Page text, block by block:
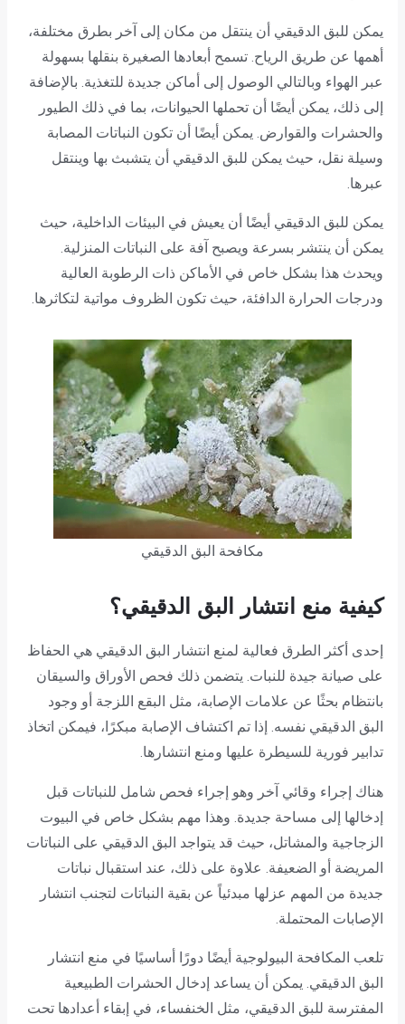
يمكن للبق الدقيقي أن ينتقل من مكان إلى آخر بطرق مختلفة،
أهمها عن طريق الرياح. تسمح أبعادها الصغيرة بنقلها بسهولة
عبر الهواء وبالتالي الوصول إلى أماكن جديدة للتغذية. بالإضافة
إلى ذلك، يمكن أيضًا أن تحملها الحيوانات، بما في ذلك الطيور
والحشرات والقوارض. يمكن أيضًا أن تكون النباتات المصابة
وسيلة نقل، حيث يمكن للبق الدقيقي أن يتشبث بها وينتقل
عبرها.
يمكن للبق الدقيقي أيضًا أن يعيش في البيئات الداخلية، حيث
يمكن أن ينتشر بسرعة ويصبح آفة على النباتات المنزلية.
ويحدث هذا بشكل خاص في الأماكن ذات الرطوبة العالية
ودرجات الحرارة الدافئة، حيث تكون الظروف مواتية لتكاثرها.
مكافحة البق الدقيقي
كيفية منع انتشار البق الدقيقي؟
إحدى أكثر الطرق فعالية لمنع انتشار البق الدقيقي هي الحفاظ
على صيانة جيدة للنبات. يتضمن ذلك فحص الأوراق والسيقان
بانتظام بحثًا عن علامات الإصابة، مثل البقع اللزجة أو وجود
البق الدقيقي نفسه. إذا تم اكتشاف الإصابة مبكرًا، فيمكن اتخاذ
تدابير فورية للسيطرة عليها ومنع انتشارها.
هناك إجراء وقائي آخر وهو إجراء فحص شامل للنباتات قبل
إدخالها إلى مساحة جديدة. وهذا مهم بشكل خاص في البيوت
الزجاجية والمشاتل، حيث قد يتواجد البق الدقيقي على النباتات
المريضة أو الضعيفة. علاوة على ذلك، عند استقبال نباتات
جديدة من المهم عزلها مبدئياً عن بقية النباتات لتجنب انتشار
الإصابات المحتملة.
تلعب المكافحة البيولوجية أيضًا دورًا أساسيًا في منع انتشار
البق الدقيقي. يمكن أن يساعد إدخال الحشرات الطبيعية
المفترسة للبق الدقيقي، مثل الخنفساء، في إبقاء أعدادها تحت